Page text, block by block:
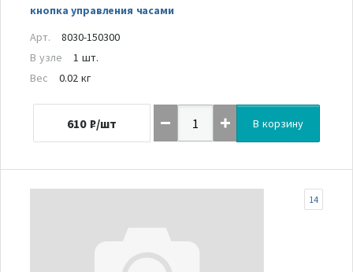
кнопка управления часами
Арт.
8030-150300
В узле
1 шт.
Вес
0.02 кг
610 ₽/шт В корзину
14